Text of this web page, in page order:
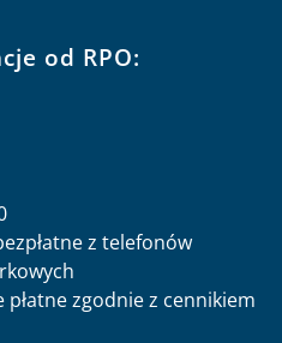
od RPO:
z telefonów
płatne zgodnie z cennikiem